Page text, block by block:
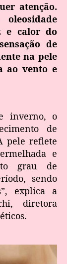
atenção.
e calor do
de
na pele
ao vento e
inverno, o
de
pele reflete
e
grau de
sendo
explica a
diretora